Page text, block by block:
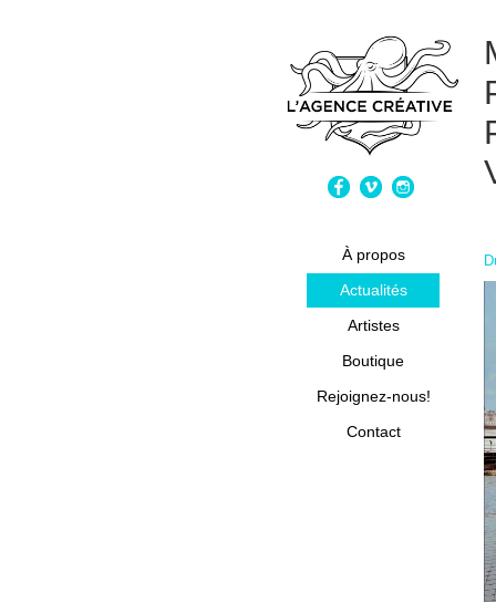
À propos
Actualités
Artistes
Boutique
Rejoignez-nous!
Contact